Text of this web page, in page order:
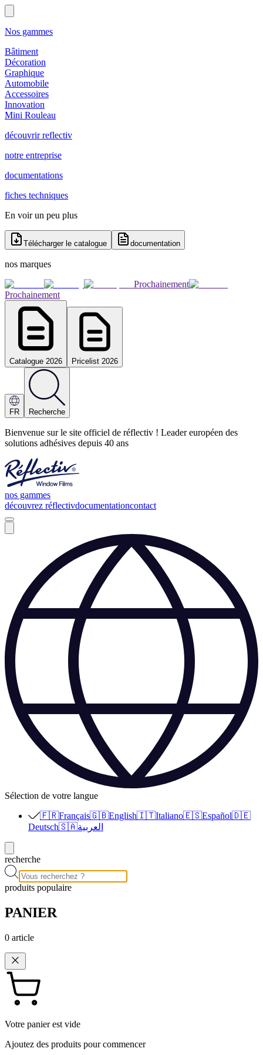
Nos gammes
Bâtiment
Décoration
Graphique
Automobile
Accessoires
Innovation
Mini Rouleau
découvrir reflectiv
notre entreprise
documentations
fiches techniques
En voir un peu plus
Télécharger le catalogue documentation
nos marques
Prochainement
Prochainement
Catalogue 2026 Pricelist 2026
FR Recherche
Bienvenue sur le site officiel de réflectiv ! Leader européen des
solutions adhésives depuis 40 ans
nos gammes
découvrez réflectivdocumentationcontact
Sélection de votre langue
🇫🇷Français🇬🇧English🇮🇹Italiano🇪🇸Español🇩🇪
Deutsch🇸🇦العربية
recherche
produits populaire
PANIER
0 article
Votre panier est vide
Ajoutez des produits pour commencer